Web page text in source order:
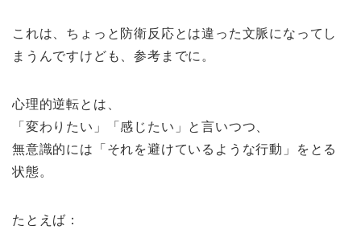
これは、ちょっと防衛反応とは違った文脈になってし
まうんですけども、参考までに。
心理的逆転とは、
「変わりたい」「感じたい」と言いつつ、
無意識的には「それを避けているような行動」をとる
状態。
たとえば：